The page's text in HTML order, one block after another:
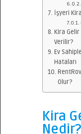
İşyeri
Kira
Verilir?
Ev
Hataları
Olur?
Kira
Nedir?